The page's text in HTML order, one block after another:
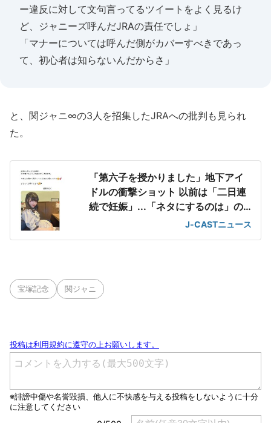
ー違反に対して文句言ってるツイートをよく見るけ
ど、ジャニーズ呼んだJRAの責任でしょ」
「マナーについては呼んだ側がカバーすべきであっ
て、初心者は知らないんだからさ」
と、関ジャニ∞の3人を招集したJRAへの批判も見られ
た。
「第六子を授かりました」地下アイ
ドルの衝撃ショット 以前は「二日連
続で妊娠」...「ネタにするのは」の
J-CASTニュース
宝塚記念 関ジャニ